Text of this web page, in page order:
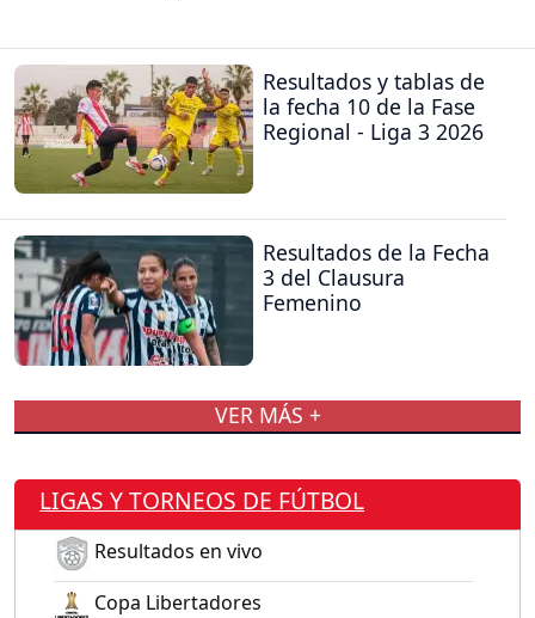
Resultados y tablas de
la fecha 10 de la Fase
Regional - Liga 3 2026
Resultados de la Fecha
3 del Clausura
Femenino
VER MÁS +
LIGAS Y TORNEOS DE FÚTBOL
Resultados en vivo
Copa Libertadores